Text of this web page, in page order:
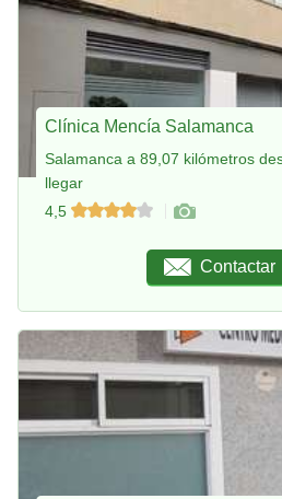
Clínica Mencía Salamanca
Salamanca a 89,07 kilómetros
llegar
4,5
Contactar